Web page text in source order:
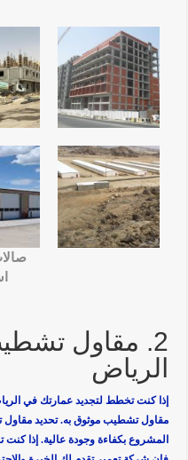
2. مقاول
الرياض
إذا كنت تخطط لتجديد عمارتك في
مقاول تشطيب موثوق به. تحديد مقاول
المشروع بكفاءة وجودة عالية. إذا